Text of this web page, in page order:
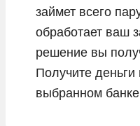
займет всего
обработает ваш
решение вы
Получите
выбранном